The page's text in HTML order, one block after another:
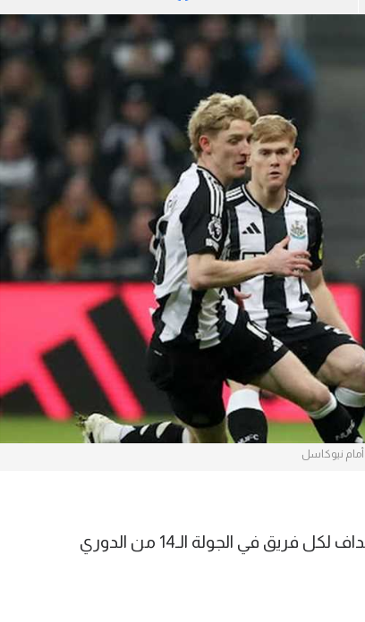
دوري أبطال أوروبا
رياضات أخرى
آسيا
أمريكا
ركن الألعاب
نيوكاسل
تعادل ليفربول أمام مضيفه نيوكاسل بثلاثة أهداف لكل فريق في الجولة الـ14 من الدوري